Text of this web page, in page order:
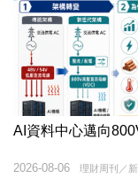
AI資料中心邁向
理財周刊／
2026-08-06